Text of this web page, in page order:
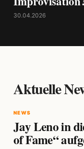
30.04.2026
Aktuelle
NEWS
Jay Leno in
of Fame“